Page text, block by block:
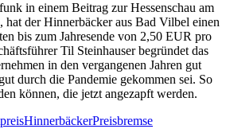
in einem Beitrag zur Hessenschau am
hat der Hinnerbäcker aus Bad Vilbel einen
bis zum Jahresende von 2,50 EUR pro
Til Steinhauser begründet das
in den vergangenen Jahren gut
durch die Pandemie gekommen sei. So
können, die jetzt angezapft werden.
HinnerbäckerPreisbremse